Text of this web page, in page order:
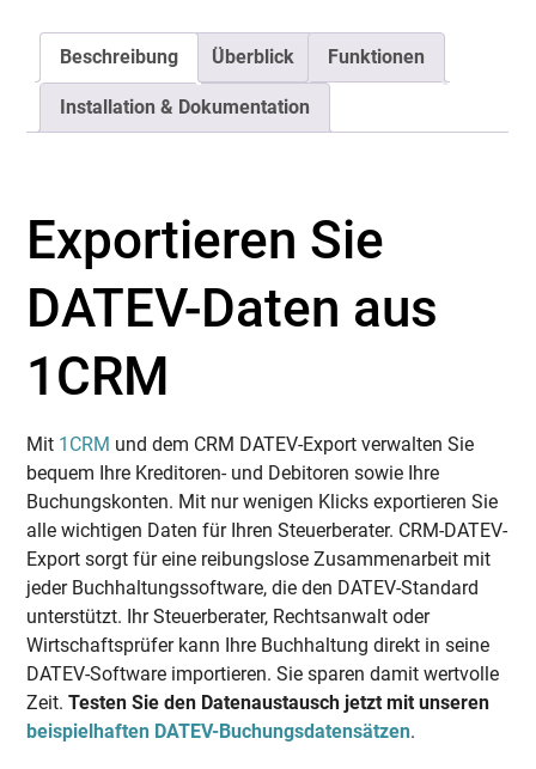
austauschen
MengeBeschreibung Überblick Funktionen
Installation & Dokumentation
Exportieren Sie
DATEV-Daten aus
1CRM
Mit 1CRM und dem CRM DATEV-Export verwalten Sie
bequem Ihre Kreditoren- und Debitoren sowie Ihre
Buchungskonten. Mit nur wenigen Klicks exportieren Sie
alle wichtigen Daten für Ihren Steuerberater. CRM-DATEV-
Export sorgt für eine reibungslose Zusammenarbeit mit
jeder Buchhaltungssoftware, die den DATEV-Standard
unterstützt. Ihr Steuerberater, Rechtsanwalt oder
Wirtschaftsprüfer kann Ihre Buchhaltung direkt in seine
DATEV-Software importieren. Sie sparen damit wertvolle
Zeit.Testen Sie den Datenaustausch jetzt mit unseren
beispielhaften DATEV-Buchungsdatensätzen.